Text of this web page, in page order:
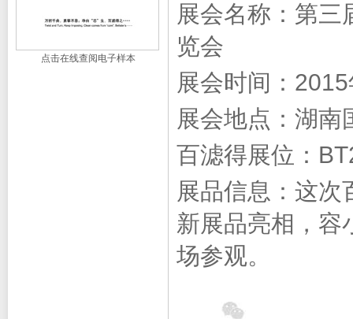
点击在线查阅电子样本
展会名称：第三
览会
展会时间：
展会地点：湖南
百滤得展位：
展品信息：这次
新展品亮相，容
场参观。